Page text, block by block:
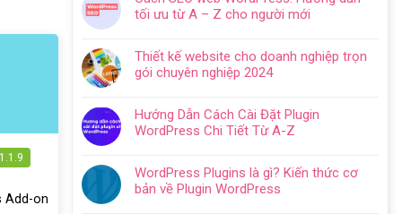
1.1.9
Add-on
bình
luận
Hướng
dẫn
tạo
với
WordPress
tiết
trong
5
tối ưu từ A – Z cho người mới
bình
luận
Cách
SEO
Hướng
dẫn
Thiết kế website cho doanh nghiệp trọn
gói chuyên nghiệp 2024
bình
luận
Thiết
kế
Hướng Dẫn Cách Cài Đặt Plugin
WordPress Chi Tiết Từ A-Z
bình
luận
WordPress Plugins là gì? Kiến thức cơ
bản về Plugin WordPress